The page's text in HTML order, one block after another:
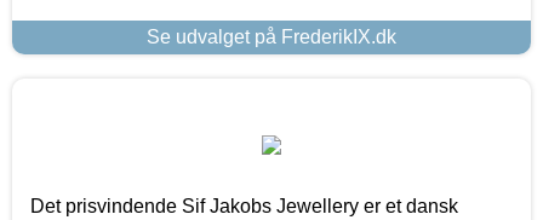
Se udvalget på FrederikIX.dk
Det prisvindende Sif Jakobs Jewellery er et dansk